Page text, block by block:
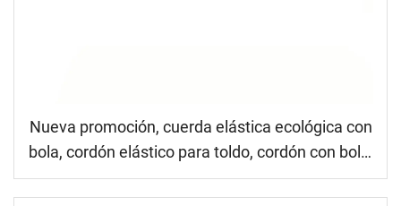
Nueva promoción, cuerda elástica ecológica con
bola, cordón elástico para toldo, cordón con bola,
bucle de choque negro